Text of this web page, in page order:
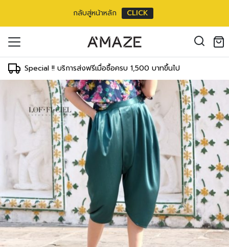
กลับสู่หน้าหลัก CLICK
Special !! บริการส่งฟรีเมื่อซื้อครบ 1,500 บาทขึ้นไป
in the cart.
address*
Log in
ข้าสู่ระบบด้วย LINE
คลิกที่นี่เพื่อสมัครสมาชิก
คุณเพื่อรองรับประสบการณ์การใช้งาน
รวมถึงจุดประสงค์อื่นๆ ตาม
Register
ข้าสู่ระบบด้วย LINE